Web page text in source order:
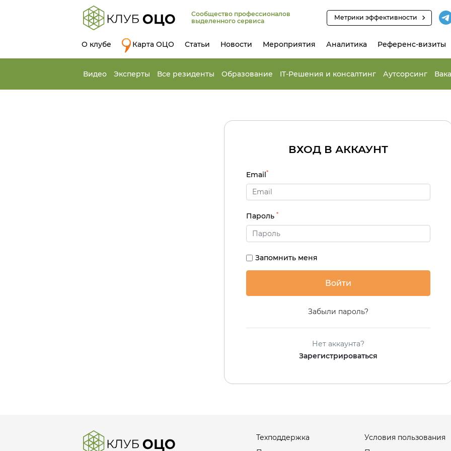
Сообщество профессионалов
выделенного сервиса
Метрики эффективности
О клубе Карта ОЦО Статьи Новости Мероприятия Аналитика Референс-визиты
Видео Эксперты Все резиденты Образование IT-Решения и консалтинг Аутсорсинг
ВХОД В АККАУНТ
Email*
Пароль*
Запомнить меня
Забыли пароль?
Нет аккаунта?
Зарегистрироваться
Техподдержка
Условия пользования